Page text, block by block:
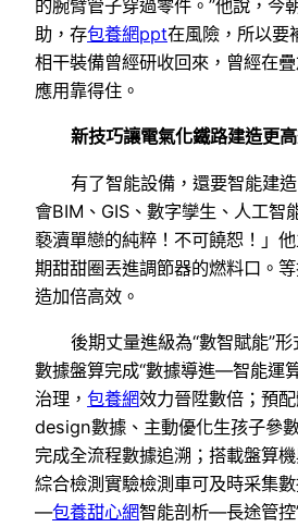
的腕臂管子穿過零件。”他說，今
助，存包養網ppt在風險，所以要
相干裝備曾經研收回來，曾經在
應用靠得住。
新技巧讓電氣化鐵路建造更
有了智能設備，還要智能建
會BIM、GIS、數字孿生、人工智
褻瀆單戀的純粹！不可饒恕！」
期甜甜圈丟進調節器的燃料口。
造加倍高效。
後期丈量進級為“數智賦能”
數據盤算完成“數據導進—智能運
治理， 包養網效力晉陞數倍；預
design數據、主動優化生孩子參
完成全流程數據追溯；搭載盤算
綜合檢測實驗檢測車可及時采集
—包養甜心網智能剖析—長途管控